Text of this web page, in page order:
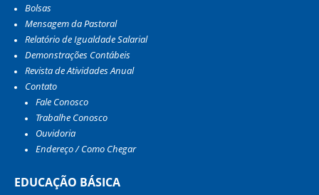
Bolsas
Mensagem da Pastoral
Relatório de Igualdade Salarial
Demonstrações Contábeis
Revista de Atividades Anual
Contato
Fale Conosco
Trabalhe Conosco
Ouvidoria
Endereço / Como Chegar
EDUCAÇÃO BÁSICA